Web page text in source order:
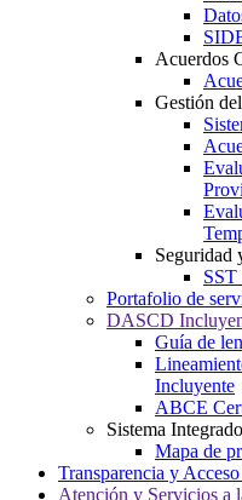
Acuerdos
Gestión
Seguridad
Portafolio de
DASCD
Guía de
Incluyente
ABCE
Sistema
Mapa de
Transparencia y
Atención y Servicios a